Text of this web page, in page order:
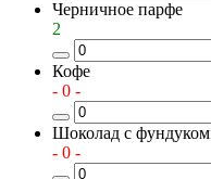
Черничное парфе
2
Кофе
- 0 -
Шоколад с фундуком
- 0 -